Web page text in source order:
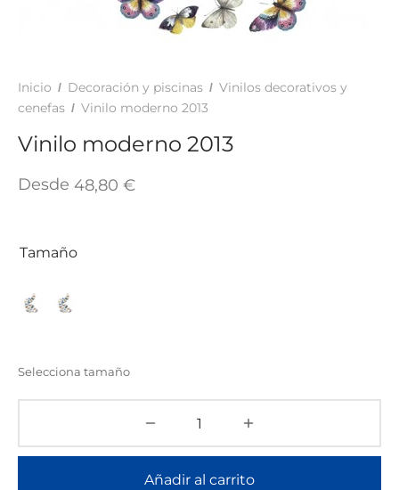
Inicio / Decoración y piscinas / Vinilos decorativos y
cenefas / Vinilo moderno 2013
Vinilo moderno 2013
Desde 48,80 €
Tamaño
Selecciona tamaño
Añadir al carrito
ADHESIVOS Y COLAS
Y SUELOS